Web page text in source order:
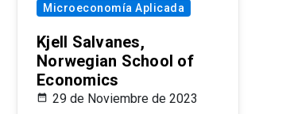
Microeconomía Aplicada
Kjell Salvanes,
Norwegian School of
Economics
29 de Noviembre de 2023